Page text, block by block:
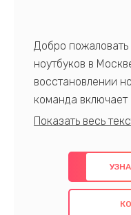
Добро
ноутбуков в
восстановлении
команда
профессионалов
предлагаем
использованием
также
проведенных